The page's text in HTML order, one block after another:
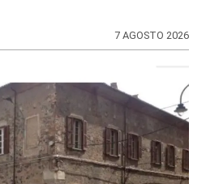
7 AGOSTO 2026